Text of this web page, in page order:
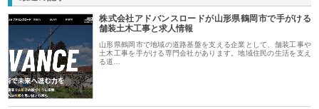
株式会社アドバンスロードが山形県鶴岡市で手がける
舗装土木工事と求人情報
山形県鶴岡市で地域の道路基盤を支える企業として、舗装工事や
土木工事を手がける専門会社があります。地域住民の生活を支え
る道…